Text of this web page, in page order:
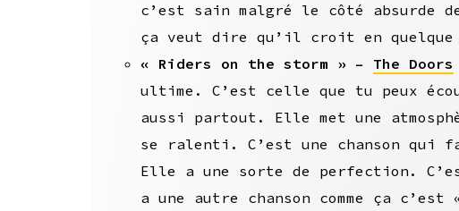
c’est sain malgré le côté
ça veut dire qu’il croit en quelque
« Riders on the storm » – The Doors
ultime. C’est celle que tu peux
aussi partout. Elle met une
se ralenti. C’est une chanson qui
Elle a une sorte de perfection.
a une autre chanson comme ça